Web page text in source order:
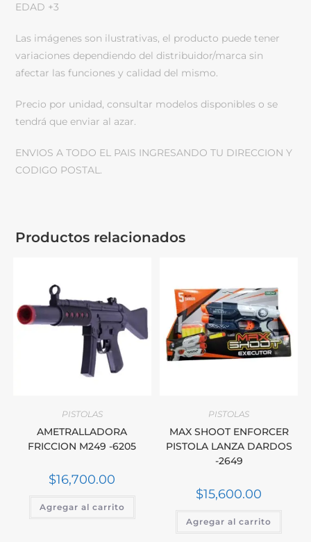
EDAD +3
Las imágenes son ilustrativas, el producto puede tener
variaciones dependiendo del distribuidor/marca sin
afectar las funciones y calidad del mismo.
Precio por unidad, consultar modelos disponibles o se
tendrá que enviar al azar.
ENVIOS A TODO EL PAIS INGRESANDO TU DIRECCION Y
CODIGO POSTAL.
Productos relacionados
PISTOLAS
AMETRALLADORA
FRICCION M249 -6205
$16,700.00
Agregar al carrito
PISTOLAS
MAX SHOOT ENFORCER
PISTOLA LANZA DARDOS
-2649
$15,600.00
Agregar al carrito